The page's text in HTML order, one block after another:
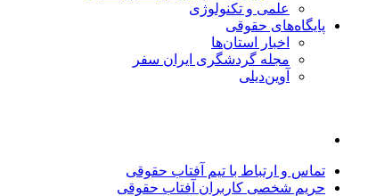
علمی و تکنولوژی
پایگاه‌های حقوقی
اخبار استان‌ها
مجله گردشگری ایران سفر
آوین‌دیلی
تماس و ارتباط با تیم آفتاب حقوقی
حریم شخصی کاربران آفتاب حقوقی